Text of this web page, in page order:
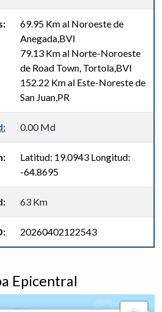
69.95 Km al Noroeste de
Anegada,BVI
79.13 Km al Norte-Noroeste
de Road Town, Tortola,BVI
152.22 Km al Este-Noreste de
San Juan,PR
0.00 Md
Latitud: 19.0943 Longitud:
-64.8695
63 Km
20260402122543
Epicentral